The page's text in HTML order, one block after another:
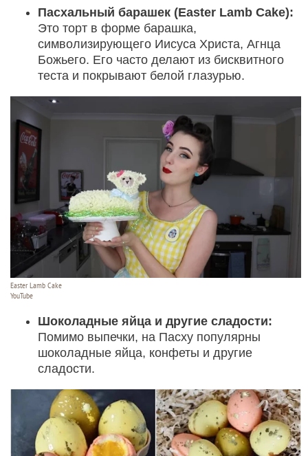
Пасхальный барашек (Easter Lamb Cake):
Это торт в форме барашка,
символизирующего Иисуса Христа, Агнца
Божьего. Его часто делают из бисквитного
теста и покрывают белой глазурью.
Easter Lamb Cake
YouTube
Шоколадные яйца и другие сладости:
Помимо выпечки, на Пасху популярны
шоколадные яйца, конфеты и другие
сладости.